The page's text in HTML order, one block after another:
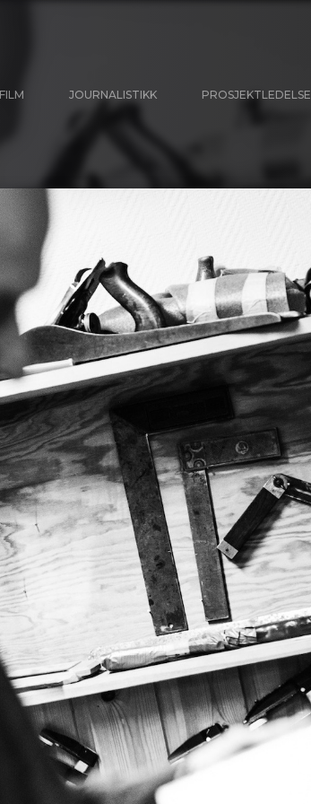
FILM JOURNALISTIKK PROSJEKTLEDELSE